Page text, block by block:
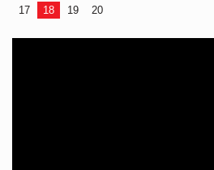
17
18 19 20